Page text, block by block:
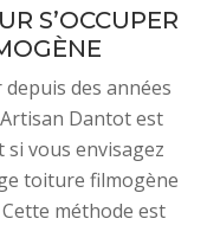
S’OCCUPER
des années
Dantot est
si vous envisagez
toiture filmogène
méthode est